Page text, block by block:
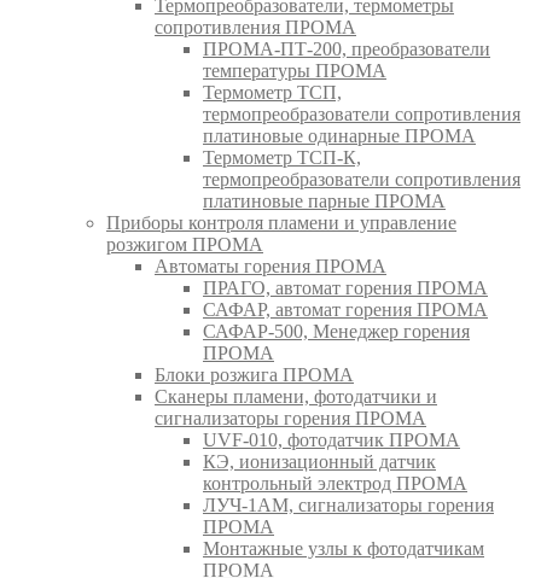
Термопреобразователи, термометры
сопротивления ПРОМА
ПРОМА-ПТ-200, преобразователи
температуры ПРОМА
Термометр ТСП,
термопреобразователи сопротивления
платиновые одинарные ПРОМА
Термометр ТСП-К,
термопреобразователи сопротивления
платиновые парные ПРОМА
Приборы контроля пламени и управление
розжигом ПРОМА
Автоматы горения ПРОМА
ПРАГО, автомат горения ПРОМА
САФАР, автомат горения ПРОМА
САФАР-500, Менеджер горения
ПРОМА
Блоки розжига ПРОМА
Сканеры пламени, фотодатчики и
сигнализаторы горения ПРОМА
UVF-010, фотодатчик ПРОМА
КЭ, ионизационный датчик
контрольный электрод ПРОМА
ЛУЧ-1АМ, сигнализаторы горения
ПРОМА
Монтажные узлы к фотодатчикам
ПРОМА